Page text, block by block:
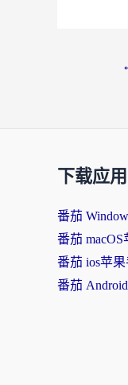
下载应用
番茄
番茄
番茄 ios苹
番茄